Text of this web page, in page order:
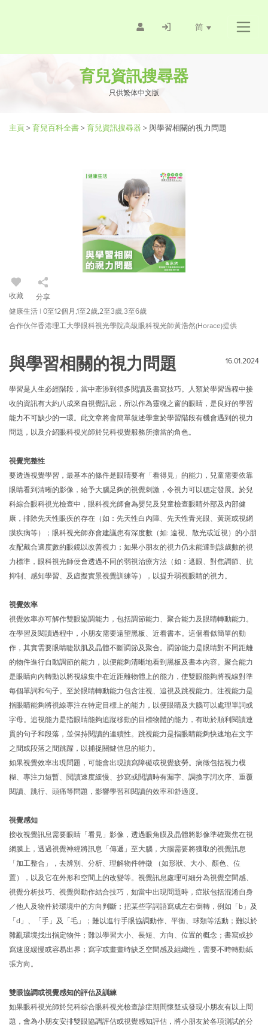
简
育兒資訊搜尋器
只供繁体中文版
主頁> 育兒百科全書> 育兒資訊搜尋器 > 與學習相關的視力問題
收藏
分享
健康生活 | 0至12個月,1至2歲,2至3歲,3至6歲
合作伙伴香港理工大學眼科視光學院高級眼科視光師黃浩然(Horace)提供
與學習相關的視力問題 16.01.2024
學習是人生必經階段，當中牽涉到很多閱讀及書寫技巧。人類於學習過程中接
收的資訊有大約八成來自視覺訊息，所以作為靈魂之窗的眼睛，是良好的學習
能力不可缺少的一環。此文章將會簡單敍述學童於學習階段有機會遇到的視力
問題，以及介紹眼科視光師於兒科視覺服務所擔當的角色。
視覺完整性
要透過視覺學習，最基本的條件是眼睛要有「看得見」的能力，兒童需要依靠
眼睛看到清晰的影像，給予大腦足夠的視覺刺激，令視力可以穩定發展。於兒
科綜合眼科視光檢查中，眼科視光師會為嬰兒及兒童檢查眼睛外部及內部健
康，排除先天性眼疾的存在（如：先天性白內障、先天性青光眼、黃斑或視網
膜疾病等）；眼科視光師亦會建議患有深度數（如: 遠視、散光或近視）的小朋
友配戴合適度數的眼鏡以改善視力；如果小朋友的視力仍未能達到該歲數的視
力標準，眼科視光師便會透過不同的弱視治療方法（如：遮眼、對焦調節、抗
抑制、感知學習、及虛擬實景視覺訓練等），以提升弱視眼睛的視力。
視覺效率
視覺效率亦可解作雙眼協調能力，包括調節能力、聚合能力及眼睛轉動能力。
在學習及閱讀過程中，小朋友需要遠望黑板、近看書本。這個看似簡單的動
作，其實需要眼睛睫狀肌及晶體不斷調節及聚合。調節能力是眼睛對不同距離
的物件進行自動調節的能力，以便能夠清晰地看到黑板及書本內容。聚合能力
是眼睛向內轉動以將視線集中在近距離物體上的能力，使雙眼能夠將視線對準
每個單詞和句子。至於眼睛轉動能力包含注視、追視及跳視能力。注視能力是
指眼睛能夠將視線專注在特定目標上的能力，以便眼睛及大腦可以處理單詞或
字母。追視能力是指眼睛能夠追蹤移動的目標物體的能力，有助於順利閱讀連
貫的句子和段落，並保持閱讀的連續性。跳視能力是指眼睛能夠快速地在文字
之間或段落之間跳躍，以捕捉關鍵信息的能力。
如果視覺效率出現問題，可能會出現讀寫障礙或視覺疲勞。病徵包括視力模
糊、專注力短暫、閱讀速度緩慢、抄寫或閱讀時有漏字、調換字詞次序、重覆
閱讀、跳行、頭痛等問題，影響學習和閱讀的效率和舒適度。
視覺感知
接收視覺訊息需要眼睛「看見」影像，透過眼角膜及晶體將影像準確聚焦在視
網膜上，透過視覺神經將訊息「傳遞」至大腦，大腦需要將獲取的視覺訊息
「加工整合」，去辨別、分析、理解物件特徵 （如形狀、大小、顏色、位
置），以及它在外形和空間上的改變等。視覺訊息處理可細分為視覺空間感、
視覺分析技巧、視覺與動作結合技巧，如當中出現問題時，症狀包括混淆自身
／他人及物件於環境中的方向判斷；把某些字詞語寫成左右倒轉，例如「b」及
「d」、「手」及「毛」；難以進行手眼協調動作、平衡、球類等活動；難以於
雜亂環境找出指定物件；難以學習大小、長短、方向、位置的概念；書寫或抄
寫速度緩慢或容易出界；寫字或畫畫時缺乏空間感及組織性，需要不時轉動紙
張方向。
雙眼協調或視覺感知的評估及訓練
如果眼科視光師於兒科綜合眼科視光檢查診症期間懷疑或發現小朋友有以上問
題，會為小朋友安排雙眼協調評估或視覺感知評估，將小朋友於各項測試的分